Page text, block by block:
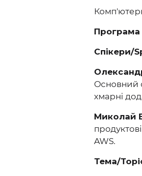
Програма
Cпікери/
Основний
хмарні
Миколай
AWS.
Тема/